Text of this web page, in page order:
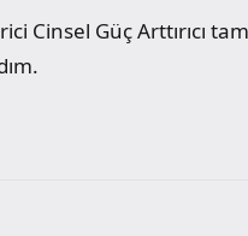
Cinsel Güç Arttırıcı